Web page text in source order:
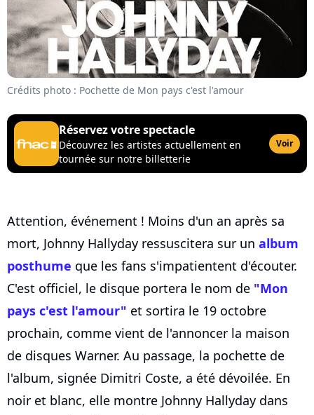
Crédits photo : Pochette de Mon pays c'est l'amour
Réservez votre spectacle
Découvrez les artistes actuellement en
tournée sur notre billetterie
Voir
Attention, événement ! Moins d'un an après sa
mort, Johnny Hallyday ressuscitera sur un album
posthume que les fans s'impatientent d'écouter.
C'est officiel, le disque portera le nom de "Mon
pays c'est l'amour" et sortira le 19 octobre
prochain, comme vient de l'annoncer la maison
de disques Warner. Au passage, la pochette de
l'album, signée Dimitri Coste, a été dévoilée. En
noir et blanc, elle montre Johnny Hallyday dans